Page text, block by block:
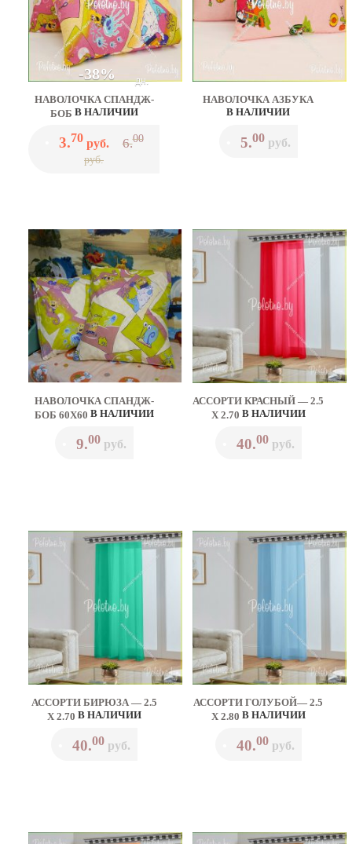
-38% дн.
НАВОЛОЧКА СПАНДЖ-
БОБ В НАЛИЧИИ
3.70руб. 6.00
руб.
НАВОЛОЧКА АЗБУКА
В НАЛИЧИИ
5.00руб.
НАВОЛОЧКА СПАНДЖ-
БОБ 60Х60 В НАЛИЧИИ
9.00руб.
АССОРТИ КРАСНЫЙ — 2.5
Х 2.70 В НАЛИЧИИ
40.00руб.
АССОРТИ БИРЮЗА — 2.5
Х 2.70 В НАЛИЧИИ
40.00руб.
АССОРТИ ГОЛУБОЙ— 2.5
Х 2.80 В НАЛИЧИИ
40.00руб.